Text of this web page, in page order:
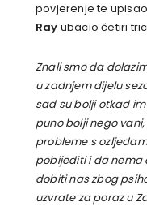
povjerenje te
Ray ubacio četiri
Znali smo da
u zadnjem dijelu
sad su bolji otkad
puno bolji nego
probleme s
pobijediti i da nema
dobiti nas zbog
uzvrate za poraz u